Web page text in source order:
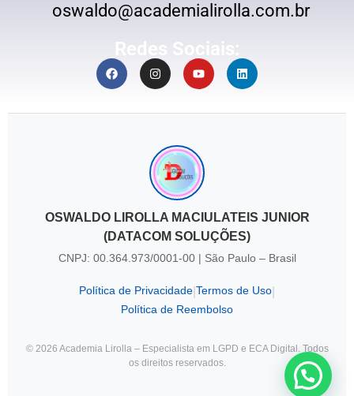
oswaldo@academialirolla.com.br
Redes Sociais:
OSWALDO LIROLLA MACIULATEIS JUNIOR
(DATACOM SOLUÇÕES)
CNPJ: 00.364.973/0001-00 | São Paulo – Brasil
Política de Privacidade Termos de Uso
Política de Reembolso
© 2026 Academia Lirolla – Especialista em LGPD e ECA Digital. Todos
os direitos reservados.